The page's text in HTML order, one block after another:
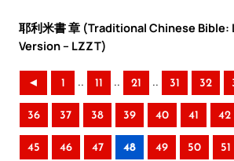
耶利米書 章 (Traditional Chinese Bible:
Version – LZZT)
◄ 1 .. 11 .. 21 .. 31 32
36 37 38 39 40 41 42
45 46 47 48 49 50 51